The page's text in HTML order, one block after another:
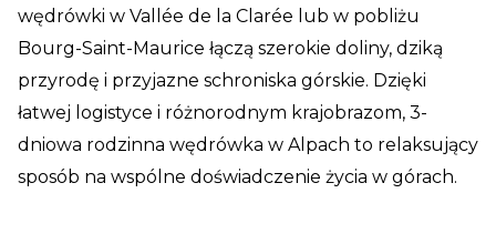
wędrówki w Vallée de la Clarée lub w pobliżu
Bourg-Saint-Maurice łączą szerokie doliny, dziką
przyrodę i przyjazne schroniska górskie. Dzięki
łatwej logistyce i różnorodnym krajobrazom, 3-
dniowa rodzinna wędrówka w Alpach to relaksujący
sposób na wspólne doświadczenie życia w górach.